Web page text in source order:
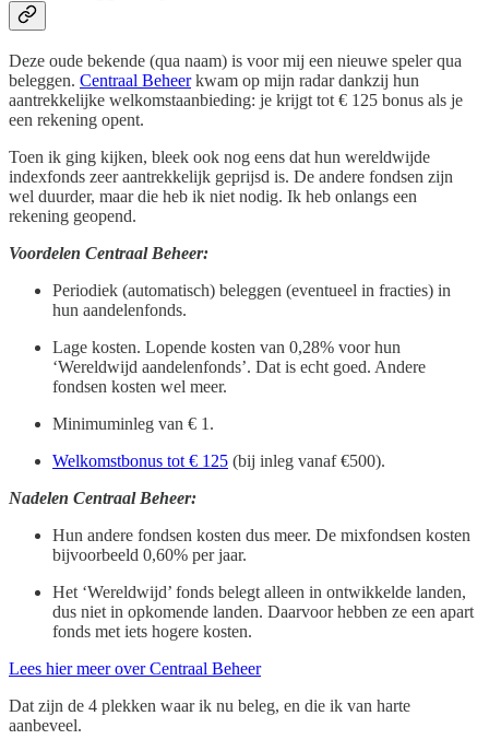
Deze oude bekende (qua naam) is voor mij een nieuwe speler qua
beleggen. Centraal Beheerkwam op mijn radar dankzij hun
aantrekkelijke welkomstaanbieding: je krijgt tot € 125 bonus als je
een rekening opent.
Toen ik ging kijken, bleek ook nog eens dat hun wereldwijde
indexfonds zeer aantrekkelijk geprijsd is. De andere fondsen zijn
wel duurder, maar die heb ik niet nodig. Ik heb onlangs een
rekening geopend.
Voordelen Centraal Beheer:
Periodiek (automatisch) beleggen (eventueel in fracties) in
hun aandelenfonds.
Lage kosten. Lopende kosten van 0,28% voor hun
‘Wereldwijd aandelenfonds’. Dat is echt goed. Andere
fondsen kosten wel meer.
Minimuminleg van € 1.
Welkomstbonus tot € 125 (bij inleg vanaf €500).
Nadelen Centraal Beheer:
Hun andere fondsen kosten dus meer. De mixfondsen kosten
bijvoorbeeld 0,60% per jaar.
Het ‘Wereldwijd’ fonds belegt alleen in ontwikkelde landen,
dus niet in opkomende landen. Daarvoor hebben ze een apart
fonds met iets hogere kosten.
Lees hier meer over Centraal Beheer
Dat zijn de 4 plekken waar ik nu beleg, en die ik van harte
aanbeveel.